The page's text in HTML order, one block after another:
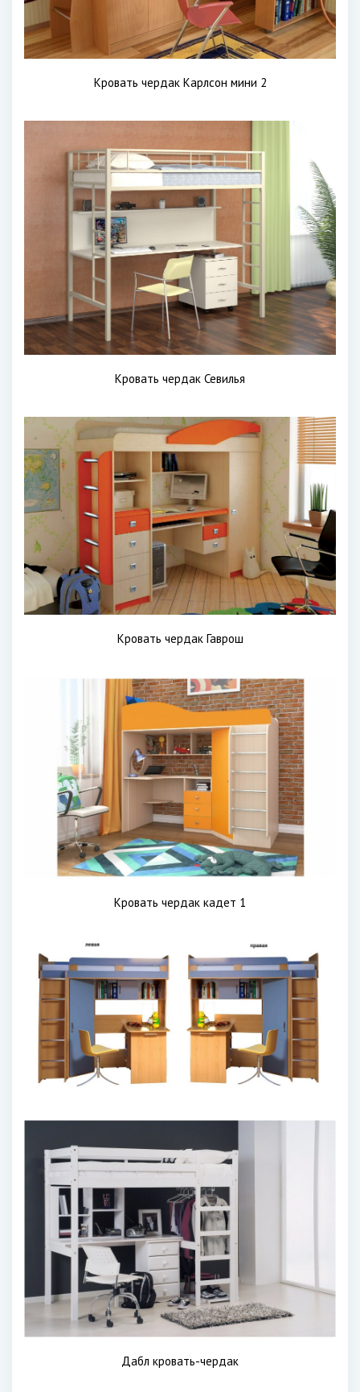
Кровать чердак Карлсон мини 2
Кровать чердак Севилья
Кровать чердак Гаврош
Кровать чердак кадет 1
Дабл кровать-чердак